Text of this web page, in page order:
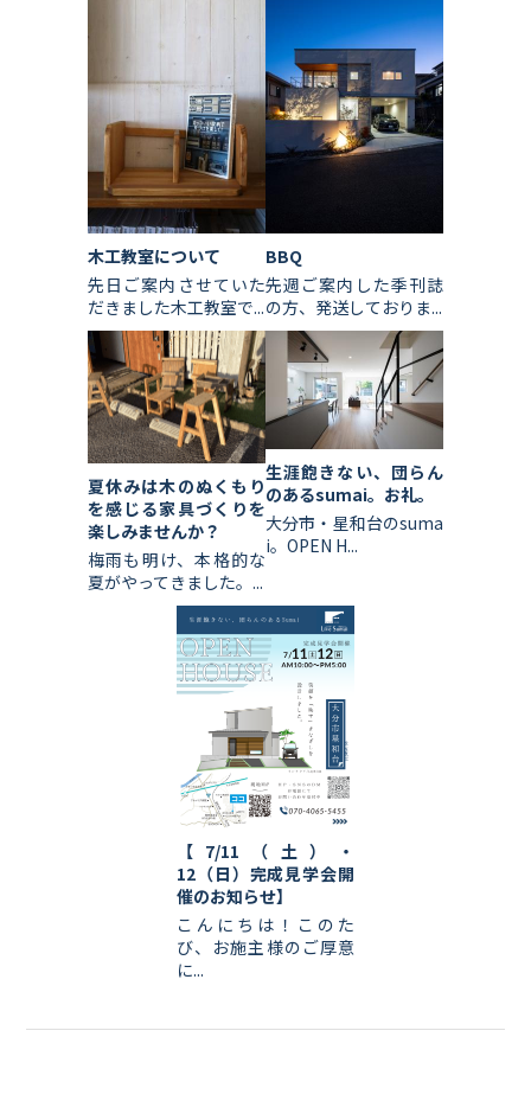
木工教室について
先日ご案内させていた
だきました木工教室で...
BBQ
先週ご案内した季刊誌
の方、発送しておりま...
夏休みは木のぬくもり
を感じる家具づくりを
楽しみませんか？
梅雨も明け、本格的な
夏がやってきました。...
生涯飽きない、団らん
のあるsumai。お礼。
大分市・星和台のsuma
i。OPEN H...
【7/11（土）・
12（日）完成見学会開
催のお知らせ】
こんにちは！このた
び、お施主様のご厚意
に...